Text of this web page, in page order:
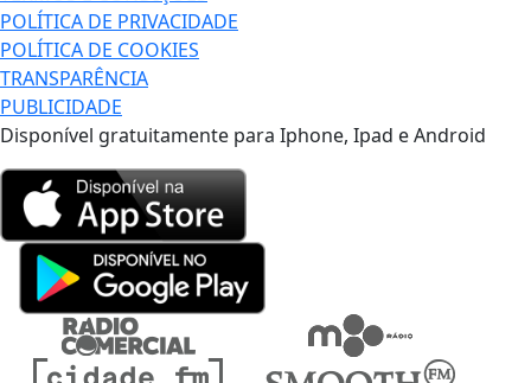
POLÍTICA DE PRIVACIDADE
POLÍTICA DE COOKIES
TRANSPARÊNCIA
PUBLICIDADE
Disponível gratuitamente para Iphone, Ipad e Android